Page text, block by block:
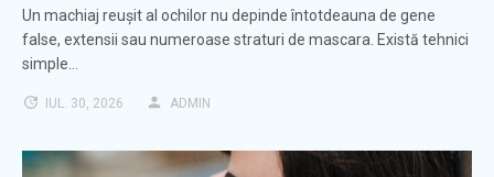
Un machiaj reușit al ochilor nu depinde întotdeauna de gene
false, extensii sau numeroase straturi de mascara. Există tehnici
simple…
IUL. 30, 2026 ADMIN